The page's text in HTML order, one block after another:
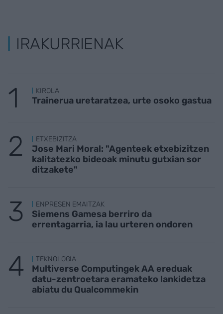
IRAKURRIENAK
KIROLA
Trainerua uretaratzea, urte osoko gastua
ETXEBIZITZA
Jose Mari Moral: "Agenteek etxebizitzen
kalitatezko bideoak minutu gutxian sor
ditzakete"
ENPRESEN EMAITZAK
Siemens Gamesa berriro da
errentagarria, ia lau urteren ondoren
TEKNOLOGIA
Multiverse Computingek AA ereduak
datu-zentroetara eramateko lankidetza
abiatu du Qualcommekin